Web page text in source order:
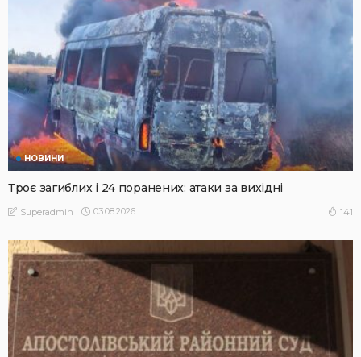
НОВИНИ
Троє загиблих і 24 поранених: атаки за вихідні
Superadmin 03.08.2026 141